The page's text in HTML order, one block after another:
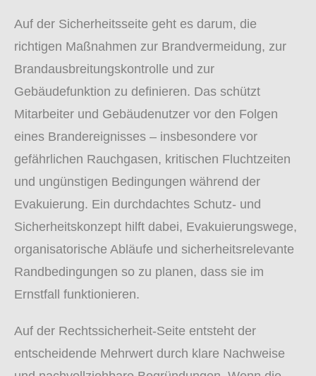
Auf der Sicherheitsseite geht es darum, die
richtigen Maßnahmen zur Brandvermeidung, zur
Brandausbreitungskontrolle und zur
Gebäudefunktion zu definieren. Das schützt
Mitarbeiter und Gebäudenutzer vor den Folgen
eines Brandereignisses – insbesondere vor
gefährlichen Rauchgasen, kritischen Fluchtzeiten
und ungünstigen Bedingungen während der
Evakuierung. Ein durchdachtes Schutz- und
Sicherheitskonzept hilft dabei, Evakuierungswege,
organisatorische Abläufe und sicherheitsrelevante
Randbedingungen so zu planen, dass sie im
Ernstfall funktionieren.
Auf der Rechtssicherheit-Seite entsteht der
entscheidende Mehrwert durch klare Nachweise